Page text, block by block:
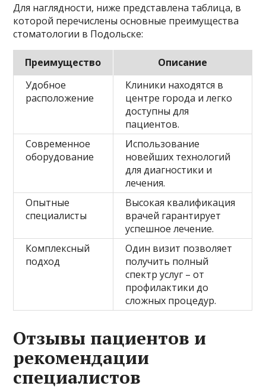
Для наглядности, ниже представлена таблица, в
которой перечислены основные преимущества
стоматологии в Подольске:
Преимущество
Описание
Удобное
расположение
Клиники находятся в
центре города и легко
доступны для
пациентов.
Современное
оборудование
Использование
новейших технологий
для диагностики и
лечения.
Опытные
специалисты
Высокая квалификация
врачей гарантирует
успешное лечение.
Комплексный
подход
Один визит позволяет
получить полный
спектр услуг – от
профилактики до
сложных процедур.
Отзывы пациентов и
рекомендации
специалистов